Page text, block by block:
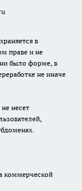
в
праве и не
было форме, в
не иначе
несет
коммерческой